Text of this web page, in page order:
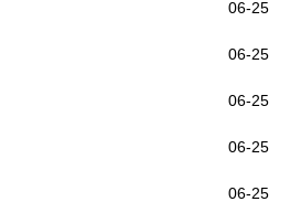
06-25
06-25
06-25
06-25
06-25